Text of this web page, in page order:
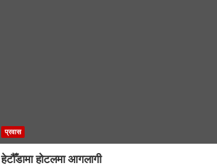
प्रवास
हेटौँडामा होटलमा आगलागी